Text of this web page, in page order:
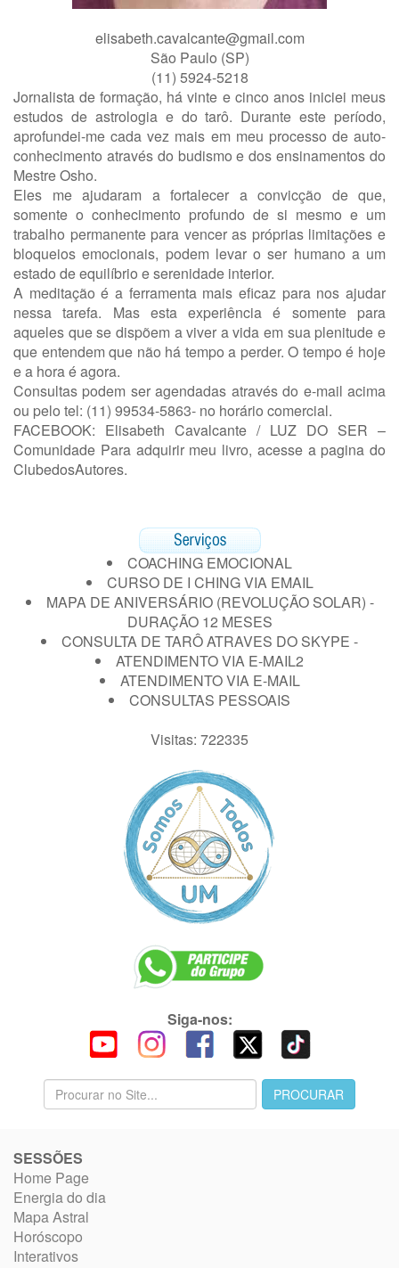
elisabeth.cavalcante@gmail.com
São Paulo (SP)
(11) 5924-5218
Jornalista de formação, há vinte e cinco anos iniciei meus
estudos de astrologia e do tarô. Durante este período,
aprofundei-me cada vez mais em meu processo de auto-
conhecimento através do budismo e dos ensinamentos do
Mestre Osho.
Eles me ajudaram a fortalecer a convicção de que,
somente o conhecimento profundo de si mesmo e um
trabalho permanente para vencer as próprias limitações e
bloqueios emocionais, podem levar o ser humano a um
estado de equilíbrio e serenidade interior.
A meditação é a ferramenta mais eficaz para nos ajudar
nessa tarefa. Mas esta experiência é somente para
aqueles que se dispõem a viver a vida em sua plenitude e
que entendem que não há tempo a perder. O tempo é hoje
e a hora é agora.
Consultas podem ser agendadas através do e-mail acima
ou pelo tel: (11) 99534-5863- no horário comercial.
FACEBOOK: Elisabeth Cavalcante / LUZ DO SER –
Comunidade Para adquirir meu livro, acesse a pagina do
ClubedosAutores.
COACHING EMOCIONAL
CURSO DE I CHING VIA EMAIL
MAPA DE ANIVERSÁRIO (REVOLUÇÃO SOLAR) -
DURAÇÃO 12 MESES
CONSULTA DE TARÔ ATRAVES DO SKYPE -
ATENDIMENTO VIA E-MAIL2
ATENDIMENTO VIA E-MAIL
CONSULTAS PESSOAIS
Visitas: 722335
Siga-nos:
SESSÕES
Home Page
Energia do dia
Mapa Astral
Horóscopo
Interativos